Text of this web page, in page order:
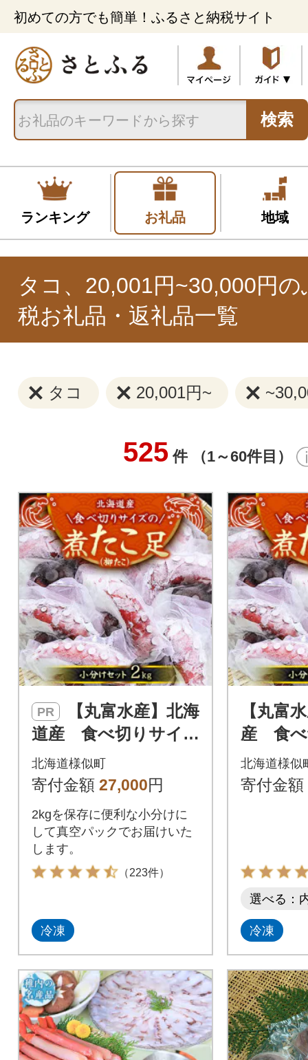
初めての方でも簡単！ふるさと納税サイト
検索
ランキング お礼品 地域
タコ、20,001円~30,000円
税お礼品・返礼品一覧
タコ 20,001円~
525 件 （1～60件目）
PR
道産 食べ切りサイ
ズの煮たこ足(柳たこ)
小分けセット 2kg
北海道様似町
寄付金額 27,000円
2kgを保存に便利な小分けに
して真空パックでお届けいた
します。
（223件）
冷凍
【丸富
産 食べ
の煮た
分けセ
北海道様似
寄付金額
選べる：
冷凍